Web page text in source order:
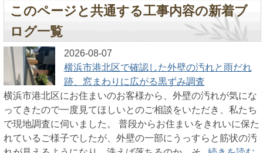
このページと共通する工事内容の新着ブ
ログ一覧
2026-08-07
横浜市港北区で確認した外壁の汚れと雨だれ
跡、窓まわりに広がる黒ずみ調査
横浜市港北区にお住まいのお客様から、外壁の汚れが気にな
ってきたので一度見てほしいとのご相談をいただき、私たち
で現地調査に伺いました。 普段からお住まいをきれいに保た
れているご様子でしたが、外壁の一部にうっすらと筋状の汚